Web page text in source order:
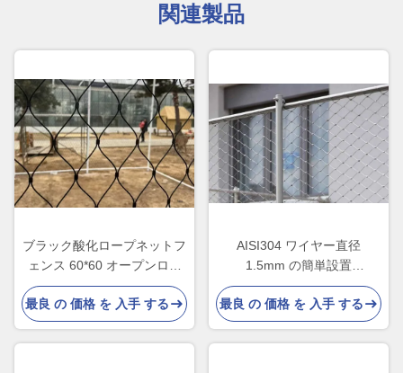
関連製品
ブラック酸化ロープネットフ
ェンス 60*60 オープンロー
プネットフェンス CE認証
最良 の 価格 を 入手 する
AISI304 ワイヤー直径
1.5mm の簡単設置
40mm*40mm ロープネット
フェンス
最良 の 価格 を 入手 する